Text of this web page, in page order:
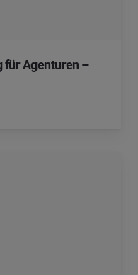
für Agenturen –